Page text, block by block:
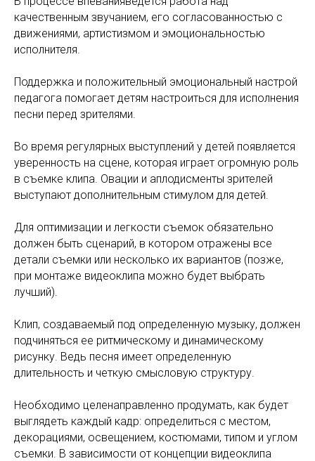
качественным звучанием, его согласованностью с
движениями, артистизмом и эмоциональностью
исполнителя.
Поддержка и положительный эмоциональный настрой
педагога помогает детям настроиться для исполнения
песни перед зрителями.
Во время регулярных выступлений у детей появляется
уверенность на сцене, которая играет огромную роль
в съемке клипа. Овации и аплодисменты зрителей
выступают дополнительным стимулом для детей.
Для оптимизации и легкости съемок обязательно
должен быть сценарий, в котором отражены все
детали съемки или несколько их вариантов (позже,
при монтаже видеоклипа можно будет выбрать
лучший).
Клип, создаваемый под определенную музыку, должен
подчиняться ее ритмическому и динамическому
рисунку. Ведь песня имеет определенную
длительность и четкую смысловую структуру.
Необходимо целенаправленно продумать, как будет
выглядеть каждый кадр: определиться с местом,
декорациями, освещением, костюмами, типом и углом
съемки. В зависимости от концепции видеоклипа